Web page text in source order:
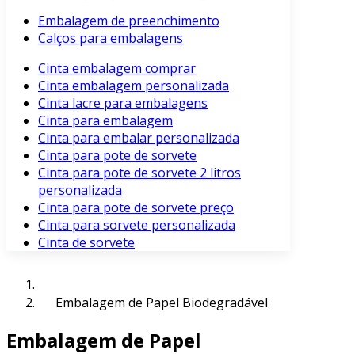
Embalagem de preenchimento
Calços para embalagens
Cinta embalagem comprar
Cinta embalagem personalizada
Cinta lacre para embalagens
Cinta para embalagem
Cinta para embalar personalizada
Cinta para pote de sorvete
Cinta para pote de sorvete 2 litros
personalizada
Cinta para pote de sorvete preço
Cinta para sorvete personalizada
Cinta de sorvete
Embalagem de Papel Biodegradável
Embalagem de Papel